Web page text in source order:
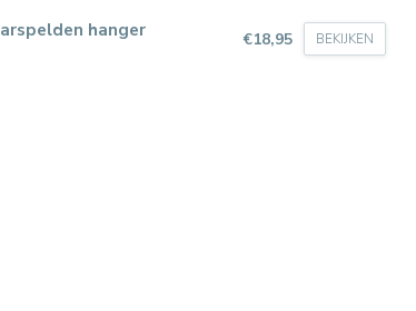
hanger €18,95 BEKIJKEN